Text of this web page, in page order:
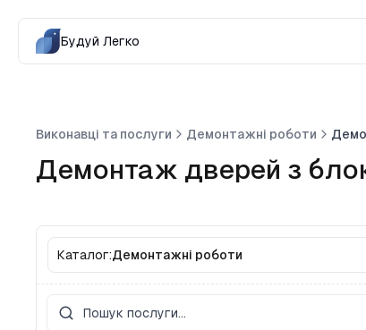
Будуй Легко
Виконавці та послуги Демонтажні роботи
Демонтаж дверей з
Каталог:Демонтажні роботи